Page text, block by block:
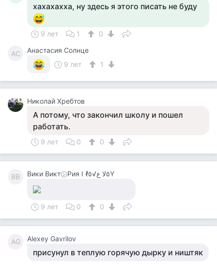
хахахахха, ну здесь я этого писать не буду
9 лет 1 0
АС
Анастасия Солнце
9 лет
1
Николай Хребтов
А потому, что закончил школу и пошел
работать.
9 лет 0 0
ВВ Вики Викт㋛Рия I ℓ٥ﻻ ﻉ√٥Υ
9 лет 0 0
AG Alexey Gavrilov
присунул в теплую горячую дырку и ништяк